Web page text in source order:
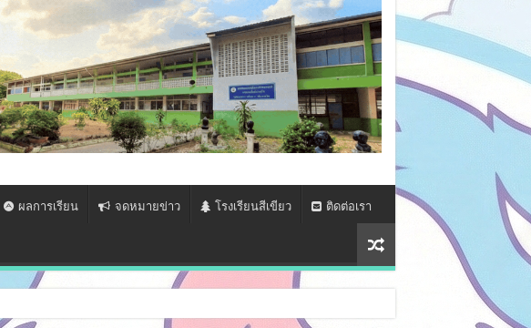
ผลการเรียน จดหมายข่าว โรงเรียนสีเขียว ติดต่อเรา